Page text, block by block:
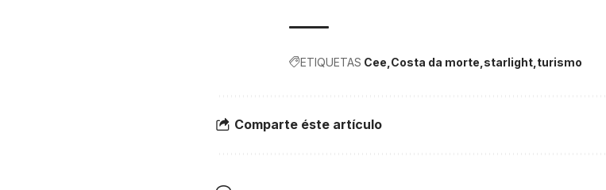
ETIQUETAS Cee Costa da morte starlight turismo
Comparte éste artículo